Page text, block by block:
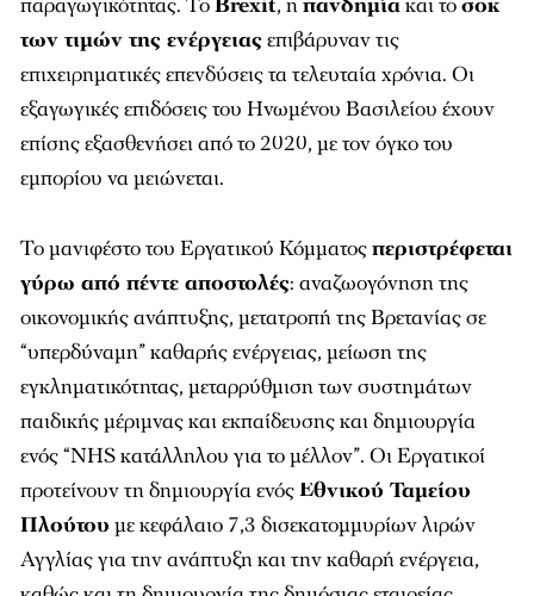
των τιμών της ενέργειαςεπιβάρυναν τις
επιχειρηματικές επενδύσεις τα τελευταία χρόνια. Οι
εξαγωγικές επιδόσεις του Ηνωμένου Βασιλείου έχουν
επίσης εξασθενήσει από το 2020, με τον όγκο του
εμπορίου να μειώνεται.
Το μανιφέστο του Εργατικού Κόμματοςπεριστρέφεται
γύρω από πέντε αποστολές: αναζωογόνηση της
οικονομικής ανάπτυξης, μετατροπή της Βρετανίας σε
“υπερδύναμη” καθαρής ενέργειας, μείωση της
εγκληματικότητας, μεταρρύθμιση των συστημάτων
παιδικής μέριμνας και εκπαίδευσης και δημιουργία
ενός “NHS κατάλληλου για το μέλλον”. Οι Εργατικοί
προτείνουν τη δημιουργία ενόςΕθνικού Ταμείου
Πλούτου με κεφάλαιο 7,3 δισεκατομμυρίων λιρών
Αγγλίας για την ανάπτυξη και την καθαρή ενέργεια,